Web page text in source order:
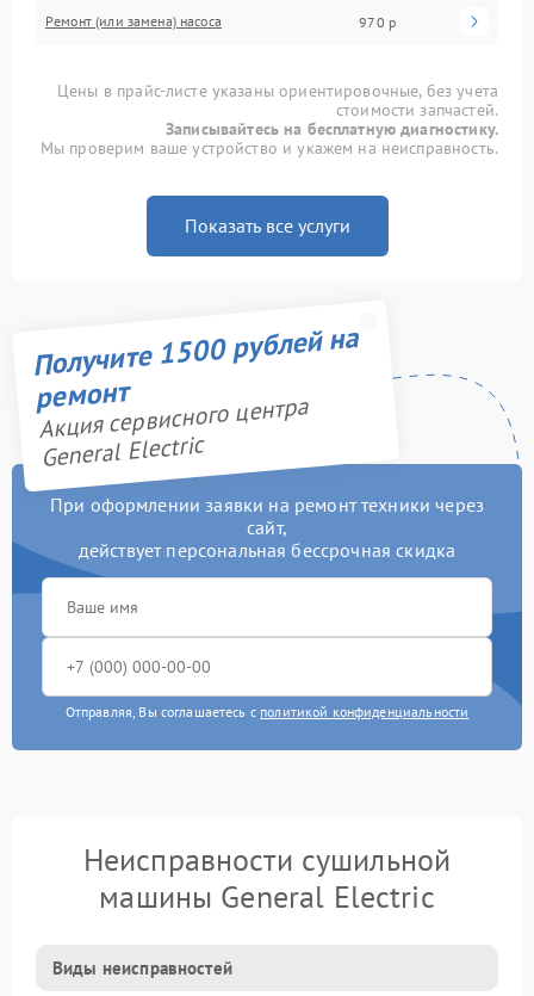
Ремонт (или замена) насоса 970 р
Цены в прайс-листе указаны ориентировочные, без учета
стоимости запчастей.
Записывайтесь на бесплатную диагностику.
Мы проверим ваше устройство и укажем на неисправность.
Показать все услуги
Получите 1500 рублей на
ремонт
Акция сервисного центра
General Electric
При оформлении заявки на ремонт техники через
сайт,
действует персональная бессрочная скидка
Отправляя, Вы соглашаетесь с политикой конфиденциальности
Неисправности сушильной
машины General Electric
Виды неисправностей